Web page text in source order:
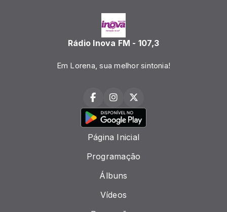
Rádio Inova FM - 107,3
Em Lorena, sua melhor sintonia!
Página Inicial
Programação
Álbuns
Vídeos